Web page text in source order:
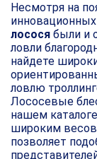
Несмотря на
лосося были и
ловли
найдете
ловлю
Лососевые
нашем
широким
позволяет